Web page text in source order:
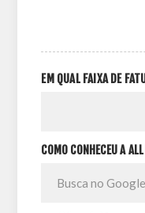
EM QUAL FAIXA DE
COMO CONHECEU A